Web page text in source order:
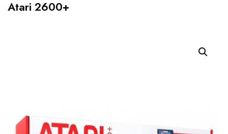
Atari 2600+